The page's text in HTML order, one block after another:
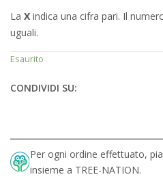
La X indica una cifra pari. Il
uguali.
Esaurito
CONDIVIDI SU:
Per ogni ordine effettuato,
insieme a TREE-NATION.